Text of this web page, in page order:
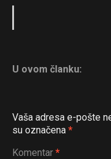
U ovom članku:
Vaša adresa e-pošte
su označena *
Komentar *